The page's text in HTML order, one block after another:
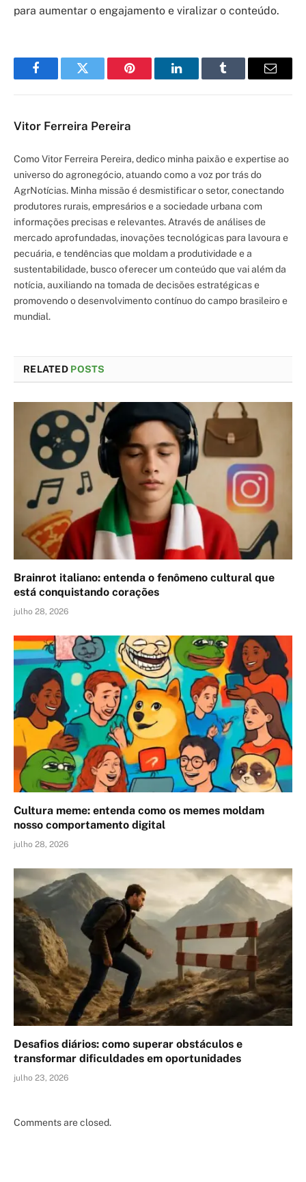
para aumentar o engajamento e viralizar o conteúdo.
FacebookTwitter Pinterest LinkedInTumblr Email
Vitor Ferreira Pereira
Como Vitor Ferreira Pereira, dedico minha paixão e expertise ao
universo do agronegócio, atuando como a voz por trás do
AgrNotícias. Minha missão é desmistificar o setor, conectando
produtores rurais, empresários e a sociedade urbana com
informações precisas e relevantes. Através de análises de
mercado aprofundadas, inovações tecnológicas para lavoura e
pecuária, e tendências que moldam a produtividade e a
sustentabilidade, busco oferecer um conteúdo que vai além da
notícia, auxiliando na tomada de decisões estratégicas e
promovendo o desenvolvimento contínuo do campo brasileiro e
mundial.
RELATED POSTS
Brainrot italiano: entenda o fenômeno cultural que
está conquistando corações
julho 28, 2026
Cultura meme: entenda como os memes moldam
nosso comportamento digital
julho 28, 2026
Desafios diários: como superar obstáculos e
transformar dificuldades em oportunidades
julho 23, 2026
Comments are closed.